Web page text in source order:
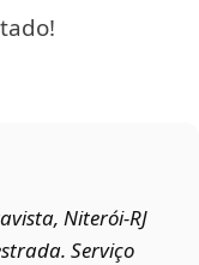
Niterói‑RJ
Serviço